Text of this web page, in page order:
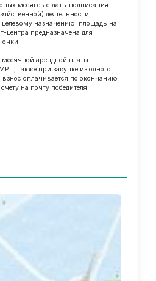
месяцев с даты подписания
деятельности.
целевому назначению: площадь на
центра предназначена для
месячной арендной платы
также при закупке из одного
оплачивается по окончанию
на почту победителя.